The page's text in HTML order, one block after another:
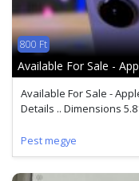
800 Ft
Available For Sale -
Available For Sale -
Details .. Dimensions
Pest megye